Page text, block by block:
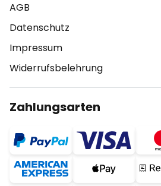
AGB
Datenschutz
Impressum
Widerrufsbelehrung
Zahlungsarten